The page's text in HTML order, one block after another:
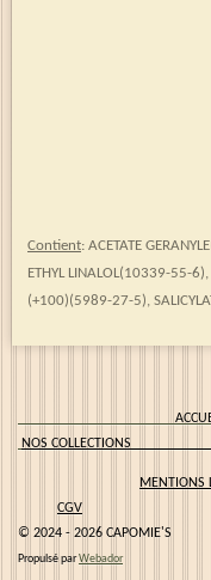
Contient: ACETATE
ETHYL LINALOL(10339-55-
(+100)(5989-27-5),
NOS
MENTIONS
CGV
© 2024 - 2026 CAPOMIE'S
Propulsé parWebador